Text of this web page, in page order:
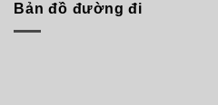
Bản đồ đường đi